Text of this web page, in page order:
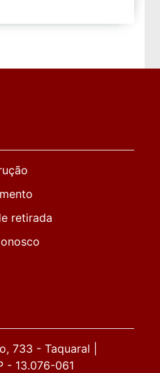
retirada
733 - Taquaral |
- 13.076-061